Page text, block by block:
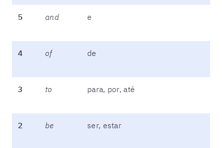
5 and e
4 of de
3 to para, por, até
2 be ser, estar